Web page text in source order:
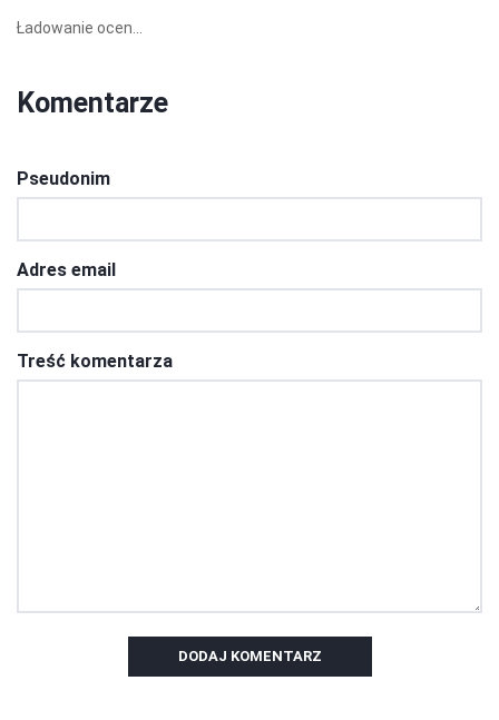
Ładowanie ocen...
Komentarze
Pseudonim
Adres email
Treść komentarza
DODAJ KOMENTARZ